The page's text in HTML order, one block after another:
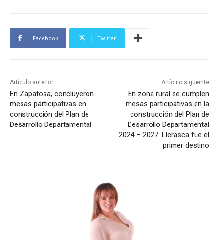
Facebook Twitter
Artículo anterior
En Zapatosa, concluyeron
mesas participativas en
construcción del Plan de
Desarrollo Departamental
Artículo siguiente
En zona rural se cumplen
mesas participativas en la
construcción del Plan de
Desarrollo Departamental
2024 – 2027: Llerasca fue el
primer destino